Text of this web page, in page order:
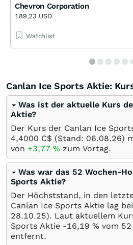
Chevron Corporation
189,23 USD
Watchlist
Canlan Ice Sports Aktie:
Was ist der aktuelle Kurs
Aktie?
Der Kurs der Canlan Ice
4,4000 C$ (Stand: 06.08.26)
von +3,77 % zum Vortag.
Was war das 52 Wochen-
Sports Aktie?
Der Höchststand, in den
Canlan Ice Sports Aktie lag
28.10.25). Laut aktuellem
Sports Aktie -16,19 % vom
entfernt.